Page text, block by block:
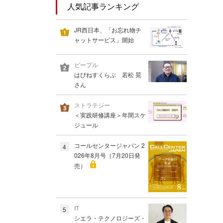
人気記事ランキング
JR西日本、「お忘れ物チ
ャットサービス」開始
ピープル
はぴねすくらぶ 若松 晃
さん
ストラテジー
＜実践研修講座＞年間スケ
ジュール
4
コールセンタージャパン 2
026年8月号（7月20日発
売）
5
IT
シエラ・テクノロジーズ・